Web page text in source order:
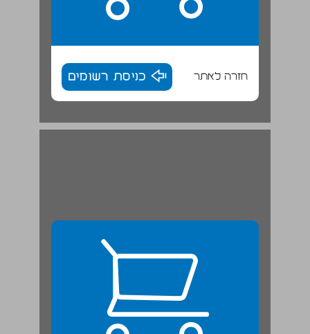
חזרה לאתר כניסת רשומים